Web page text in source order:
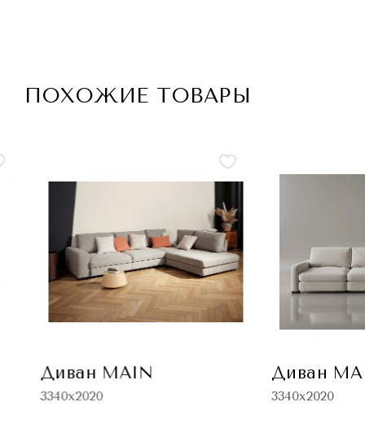
ПОХОЖИЕ ТОВАРЫ
Диван MAIN
3340х2020
Диван
3340х2020